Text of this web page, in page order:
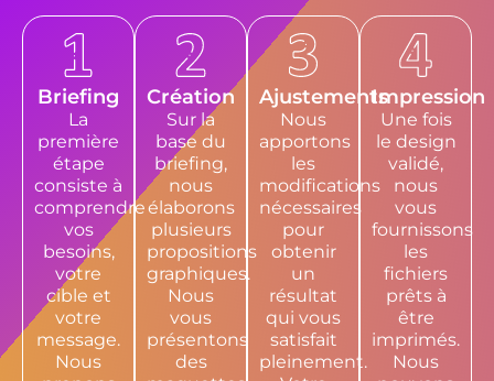
Briefing
La
première
étape
consiste à
comprendre
vos
besoins,
votre
cible et
votre
message.
Nous
Création
Sur la
base du
briefing,
nous
élaborons
plusieurs
propositions
graphiques.
Nous
vous
présentons
des
Ajustements
Nous
apportons
les
modifications
nécessaires
pour
obtenir
un
résultat
qui vous
satisfait
pleinement.
Impression
Une fois
le design
validé,
nous
vous
fournissons
les
fichiers
prêts à
être
imprimés.
Nous